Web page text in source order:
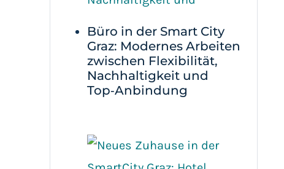
Büro in der Smart City
Graz: Modernes Arbeiten
zwischen Flexibilität,
Nachhaltigkeit und
Top‑Anbindung